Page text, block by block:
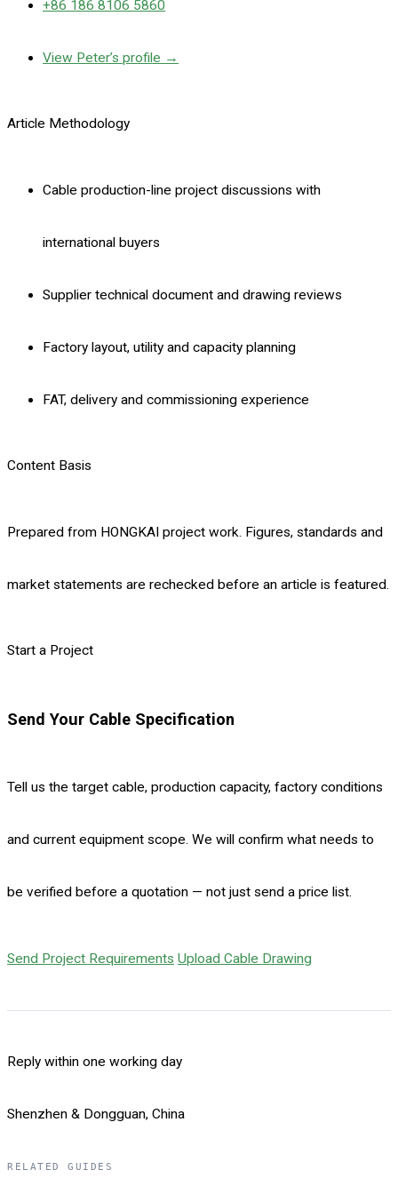
+86 186 8106 5860
View Peter’s profile →
Article Methodology
Cable production-line project discussions with
international buyers
Supplier technical document and drawing reviews
Factory layout, utility and capacity planning
FAT, delivery and commissioning experience
Content Basis
Prepared from HONGKAI project work. Figures, standards and
market statements are rechecked before an article is featured.
Start a Project
Send Your Cable Specification
Tell us the target cable, production capacity, factory conditions
and current equipment scope. We will confirm what needs to
be verified before a quotation — not just send a price list.
Send Project Requirements Upload Cable Drawing
Reply within one working day
Shenzhen & Dongguan, China
RELATED GUIDES